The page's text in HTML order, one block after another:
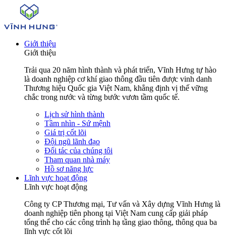
Giới thiệu
Giới thiệu
Trải qua 20 năm hình thành và phát triển, Vĩnh Hưng tự hào
là doanh nghiệp cơ khí giao thông đầu tiên được vinh danh
Thương hiệu Quốc gia Việt Nam, khẳng định vị thế vững
chắc trong nước và từng bước vươn tầm quốc tế.
Lịch sử hình thành
Tầm nhìn - Sứ mệnh
Giá trị cốt lõi
Đội ngũ lãnh đạo
Đối tác của chúng tôi
Tham quan nhà máy
Hồ sơ năng lực
Lĩnh vực hoạt động
Lĩnh vực hoạt động
Công ty CP Thương mại, Tư vấn và Xây dựng Vĩnh Hưng là
doanh nghiệp tiên phong tại Việt Nam cung cấp giải pháp
tổng thể cho các công trình hạ tầng giao thông, thông qua ba
lĩnh vực cốt lõi